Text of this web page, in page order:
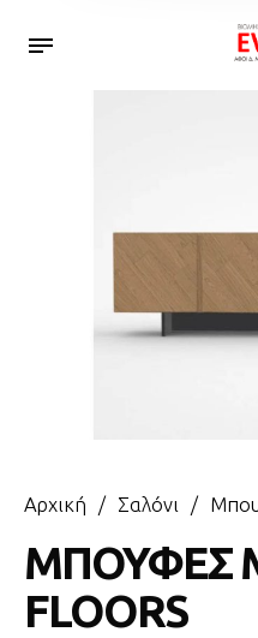
Αρχική / Σαλόνι /
ΜΠΟΥΦΕΣ
FLOORS